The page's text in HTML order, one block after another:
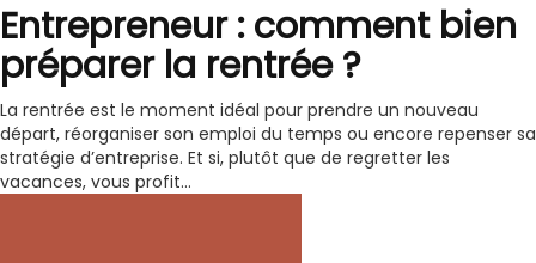
Entrepreneur : comment bien
préparer la rentrée ?
La rentrée est le moment idéal pour prendre un nouveau
départ, réorganiser son emploi du temps ou encore repenser sa
stratégie d’entreprise. Et si, plutôt que de regretter les
vacances, vous profit...